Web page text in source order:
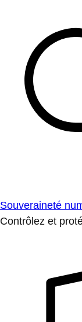
Souveraineté
Contrôlez et